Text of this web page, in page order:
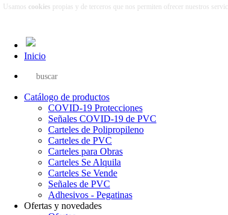
Inicio
Catálogo de productos
COVID-19 Protecciones
Señales COVID-19 de PVC
Carteles de Polipropileno
Carteles de PVC
Carteles para Obras
Carteles Se Alquila
Carteles Se Vende
Señales de PVC
Adhesivos - Pegatinas
Ofertas y novedades
Usamos cookies propias y de terceros que nos permiten ofrecer nuestros